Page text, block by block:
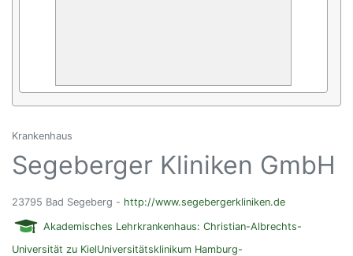
Krankenhaus
Segeberger Kliniken GmbH
23795 Bad Segeberg - http://www.segebergerkliniken.de
Akademisches Lehrkrankenhaus: Christian-Albrechts-
Universität zu KielUniversitätsklinikum Hamburg-